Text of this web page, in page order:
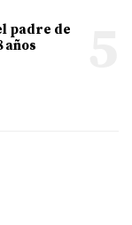
padre de
años